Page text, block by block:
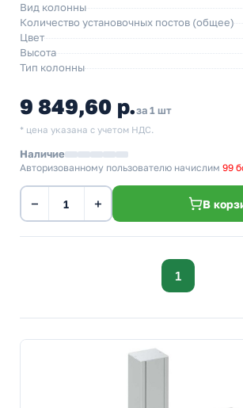
Вид колонны
Количество установочных постов (общее)
Цвет
Высота
Тип колонны
9 849,60 р.за 1 шт
* цена указана с учетом НДС.
Наличие
Авторизованному пользователю начислим 99
− + В
1